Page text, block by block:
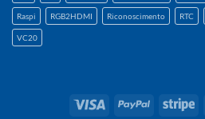
Raspi RGB2HDMI Riconoscimento RTC
VC20
Visto PayPal
A